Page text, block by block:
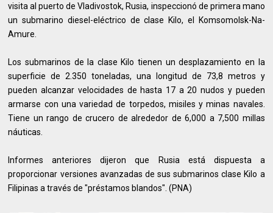
visita al puerto de Vladivostok, Rusia, inspeccionó de primera mano
un submarino diesel-eléctrico de clase Kilo, el Komsomolsk-Na-
Amure.
Los submarinos de la clase Kilo tienen un desplazamiento en la
superficie de 2.350 toneladas, una longitud de 73,8 metros y
pueden alcanzar velocidades de hasta 17 a 20 nudos y pueden
armarse con una variedad de torpedos, misiles y minas navales.
Tiene un rango de crucero de alrededor de 6,000 a 7,500 millas
náuticas.
Informes anteriores dijeron que Rusia está dispuesta a
proporcionar versiones avanzadas de sus submarinos clase Kilo a
Filipinas a través de "préstamos blandos". (PNA)